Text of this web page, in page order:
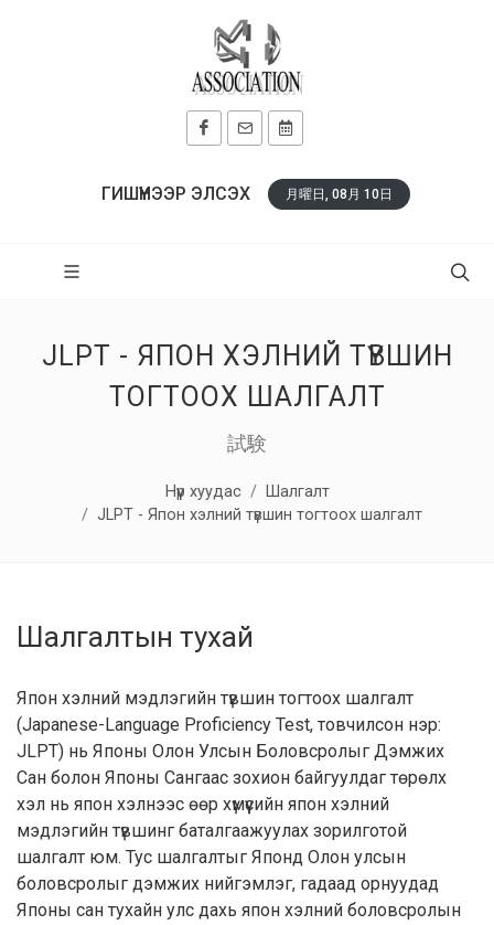
ГИШҮҮНЭЭР ЭЛСЭХ 月曜日, 08月 10日
JLPT - ЯПОН ХЭЛНИЙ ТҮВШИН
ТОГТООХ ШАЛГАЛТ
試験
Нүүр хуудас
Шалгалт
JLPT - Япон хэлний түвшин тогтоох шалгалт
Шалгалтын тухай
Япон хэлний мэдлэгийн түвшин тогтоох шалгалт
(Japanese-Language Proficiency Test, товчилсон нэр:
JLPT) нь Японы Олон Улсын Боловсролыг Дэмжих
Сан болон Японы Сангаас зохион байгуулдаг төрөлх
хэл нь япон хэлнээс өөр хүмүүсийн япон хэлний
мэдлэгийн түвшинг баталгаажуулах зорилготой
шалгалт юм. Тус шалгалтыг Японд Олон улсын
боловсролыг дэмжих нийгэмлэг, гадаад орнуудад
Японы сан тухайн улс дахь япон хэлний боловсролын